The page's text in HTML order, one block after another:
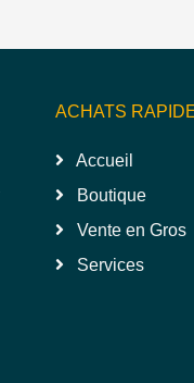
ACHATS
Accueil
Boutique
Vente en Gros
Services